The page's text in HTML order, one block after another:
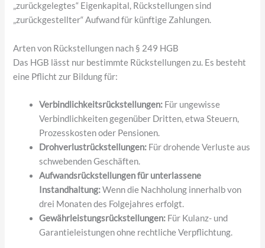
„zurückgelegtes“ Eigenkapital, Rückstellungen sind
„zurückgestellter“ Aufwand für künftige Zahlungen.
Arten von Rückstellungen nach § 249 HGB
Das HGB lässt nur bestimmte Rückstellungen zu. Es besteht
eine Pflicht zur Bildung für:
Verbindlichkeitsrückstellungen: Für ungewisse
Verbindlichkeiten gegenüber Dritten, etwa Steuern,
Prozesskosten oder Pensionen.
Drohverlustrückstellungen: Für drohende Verluste aus
schwebenden Geschäften.
Aufwandsrückstellungen für unterlassene
Instandhaltung:Wenn die Nachholung innerhalb von
drei Monaten des Folgejahres erfolgt.
Gewährleistungsrückstellungen: Für Kulanz- und
Garantieleistungen ohne rechtliche Verpflichtung.